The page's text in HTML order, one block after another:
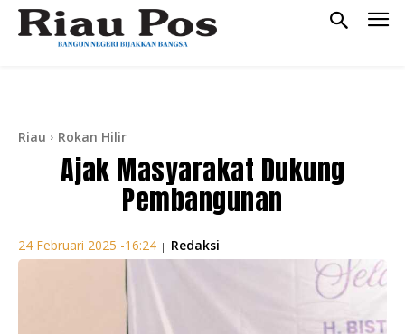
Riau Rokan Hilir
Ajak Masyarakat Dukung
Pembangunan
24 Februari 2025 -16:24 | Redaksi